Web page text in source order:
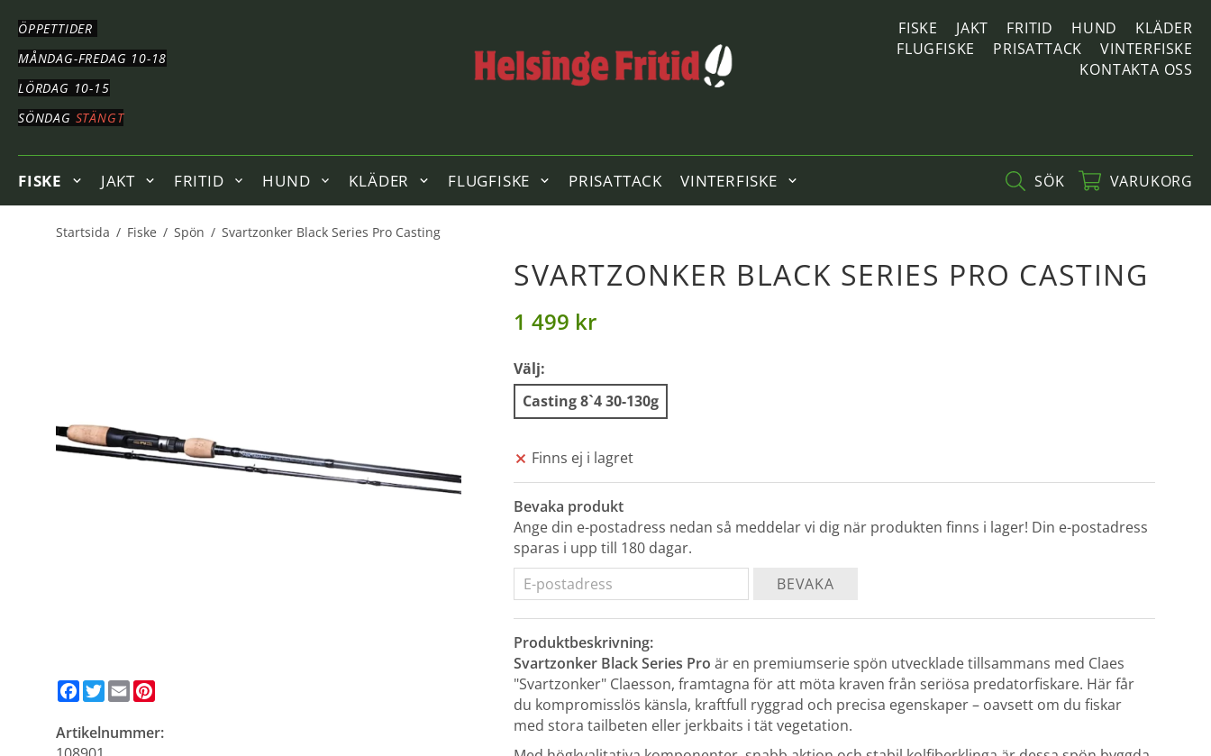
TILL
HUVUDNAVIGERINGHOPPA
TILL
HUVUDINNEHÅLLET
ÖPPETTIDER
MÅNDAG-FREDAG 10-18
LÖRDAG 10-15
SÖNDAG STÄNGT
FISKE JAKT FRITID HUND
KLÄDER
FLUGFISKE
PRISATTACK
VINTERFISKE
KONTAKTA OSS
FISKE JAKT FRITID HUND KLÄDER FLUGFISKE PRISATTACK VINTERFISKE SÖK VARUKORG
Startsida / Fiske / Spön / Svartzonker Black Series Pro Casting
SVARTZONKER BLACK SERIES PRO CASTING
1 499 kr
Välj:
Casting 8`4 30-130g
Finns ej i lagret
Bevaka produkt
Ange din e-postadress nedan så meddelar vi dig när produkten finns i lager! Din e-postadress
sparas i upp till 180 dagar.
BEVAKA
Produktbeskrivning:
Svartzonker Black Series Pro är en premiumserie spön utvecklade tillsammans med Claes
"Svartzonker" Claesson, framtagna för att möta kraven från seriösa predatorfiskare. Här får
du kompromisslös känsla, kraftfull ryggrad och precisa egenskaper – oavsett om du fiskar
med stora tailbeten eller jerkbaits i tät vegetation.
Facebook
Twitter
Email
Artikelnummer: